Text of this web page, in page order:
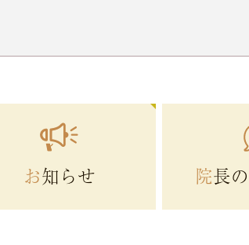
お知らせ 院長の